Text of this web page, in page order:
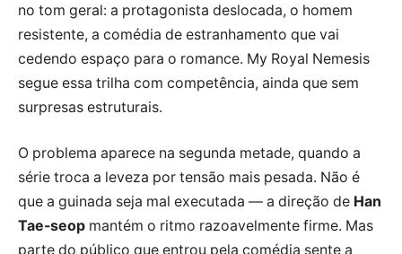
no tom geral: a protagonista deslocada, o homem
resistente, a comédia de estranhamento que vai
cedendo espaço para o romance. My Royal Nemesis
segue essa trilha com competência, ainda que sem
surpresas estruturais.
O problema aparece na segunda metade, quando a
série troca a leveza por tensão mais pesada. Não é
que a guinada seja mal executada — a direção de Han
Tae-seop mantém o ritmo razoavelmente firme. Mas
parte do público que entrou pela comédia sente a